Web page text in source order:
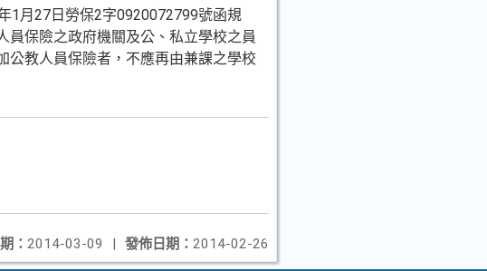
1月27日勞保2字0920072799號函規
員保險之政府機關及公、私立學校之員
公教人員保險者，不應再由兼課之學校
發佈日期： 2014-02-26
： 2014-03-09 |